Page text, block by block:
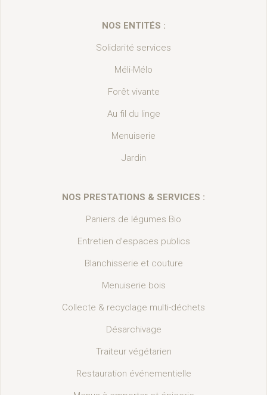
NOS ENTITÉS :
Solidarité services
Méli-Mélo
Forêt vivante
Au fil du linge
Menuiserie
Jardin
NOS PRESTATIONS & SERVICES :
Paniers de légumes Bio
Entretien d’espaces publics
Blanchisserie et couture
Menuiserie bois
Collecte & recyclage multi-déchets
Désarchivage
Traiteur végétarien
Restauration événementielle